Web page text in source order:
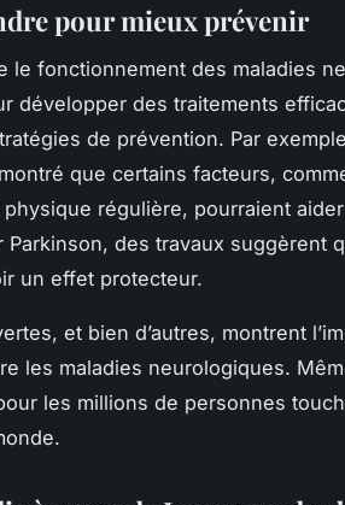
pour mieux prévenir
le fonctionnement des maladies
développer des traitements
de prévention. Par
que certains facteurs,
régulière, pourraient
Parkinson, des travaux suggèrent
un effet protecteur.
et bien d’autres, montrent
les maladies neurologiques.
les millions de personnes